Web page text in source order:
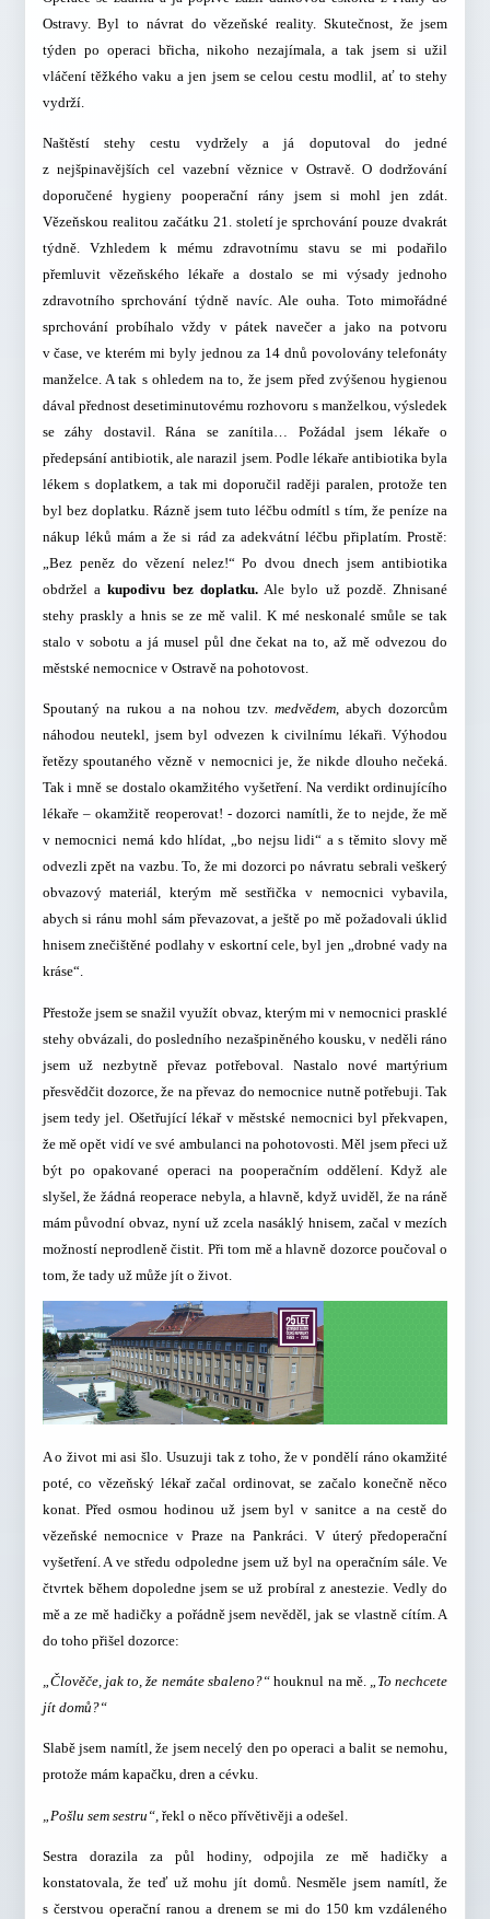
Ostravy. Byl to návrat do vězeňské reality. Skutečnost, že jsem
týden po operaci břicha, nikoho nezajímala, a tak jsem si užil
vláčení těžkého vaku a jen jsem se celou cestu modlil, ať to stehy
vydrží.
Naštěstí stehy cestu vydržely a já doputoval do jedné
z nejšpinavějších cel vazební věznice v Ostravě. O dodržování
doporučené hygieny pooperační rány jsem si mohl jen zdát.
Vězeňskou realitou začátku 21. století je sprchování pouze dvakrát
týdně. Vzhledem k mému zdravotnímu stavu se mi podařilo
přemluvit vězeňského lékaře a dostalo se mi výsady jednoho
zdravotního sprchování týdně navíc. Ale ouha. Toto mimořádné
sprchování probíhalo vždy v pátek navečer a jako na potvoru
v čase, ve kterém mi byly jednou za 14 dnů povolovány telefonáty
manželce. A tak s ohledem na to, že jsem před zvýšenou hygienou
dával přednost desetiminutovému rozhovoru s manželkou, výsledek
se záhy dostavil. Rána se zanítila… Požádal jsem lékaře o
předepsání antibiotik, ale narazil jsem. Podle lékaře antibiotika byla
lékem s doplatkem, a tak mi doporučil raději paralen, protože ten
byl bez doplatku. Rázně jsem tuto léčbu odmítl s tím, že peníze na
nákup léků mám a že si rád za adekvátní léčbu připlatím. Prostě:
„Bez peněz do vězení nelez!“ Po dvou dnech jsem antibiotika
obdržel akupodivu bez doplatku.Ale bylo už pozdě. Zhnisané
stehy praskly a hnis se ze mě valil. K mé neskonalé smůle se tak
stalo v sobotu a já musel půl dne čekat na to, až mě odvezou do
městské nemocnice v Ostravě na pohotovost.
Spoutaný na rukou a na nohou tzv.medvědem, abych dozorcům
náhodou neutekl, jsem byl odvezen k civilnímu lékaři. Výhodou
řetězy spoutaného vězně v nemocnici je, že nikde dlouho nečeká.
Tak i mně se dostalo okamžitého vyšetření. Na verdikt ordinujícího
lékaře – okamžitě reoperovat! - dozorci namítli, že to nejde, že mě
v nemocnici nemá kdo hlídat, „bo nejsu lidi“ a s těmito slovy mě
odvezli zpět na vazbu. To, že mi dozorci po návratu sebrali veškerý
obvazový materiál, kterým mě sestřička v nemocnici vybavila,
abych si ránu mohl sám převazovat, a ještě po mě požadovali úklid
hnisem znečištěné podlahy v eskortní cele, byl jen „drobné vady na
kráse“.
Přestože jsem se snažil využít obvaz, kterým mi v nemocnici prasklé
stehy obvázali, do posledního nezašpiněného kousku, v neděli ráno
jsem už nezbytně převaz potřeboval. Nastalo nové martýrium
přesvědčit dozorce, že na převaz do nemocnice nutně potřebuji. Tak
jsem tedy jel. Ošetřující lékař v městské nemocnici byl překvapen,
že mě opět vidí ve své ambulanci na pohotovosti. Měl jsem přeci už
být po opakované operaci na pooperačním oddělení. Když ale
slyšel, že žádná reoperace nebyla, a hlavně, když uviděl, že na ráně
mám původní obvaz, nyní už zcela nasáklý hnisem, začal v mezích
možností neprodleně čistit. Při tom mě a hlavně dozorce poučoval o
tom, že tady už může jít o život.
A o život mi asi šlo. Usuzuji tak z toho, že v pondělí ráno okamžité
poté, co vězeňský lékař začal ordinovat, se začalo konečně něco
konat. Před osmou hodinou už jsem byl v sanitce a na cestě do
vězeňské nemocnice v Praze na Pankráci. V úterý předoperační
vyšetření. A ve středu odpoledne jsem už byl na operačním sále. Ve
čtvrtek během dopoledne jsem se už probíral z anestezie. Vedly do
mě a ze mě hadičky a pořádně jsem nevěděl, jak se vlastně cítím. A
do toho přišel dozorce:
„Člověče, jak to, že nemáte sbaleno?“houknul na mě.„To nechcete
jít domů?“
Slabě jsem namítl, že jsem necelý den po operaci a balit se nemohu,
protože mám kapačku, dren a cévku.
„Pošlu sem sestru“, řekl o něco přívětivěji a odešel.
Sestra dorazila za půl hodiny, odpojila ze mě hadičky a
konstatovala, že teď už mohu jít domů. Nesměle jsem namítl, že
s čerstvou operační ranou a drenem se mi do 150 km vzdáleného